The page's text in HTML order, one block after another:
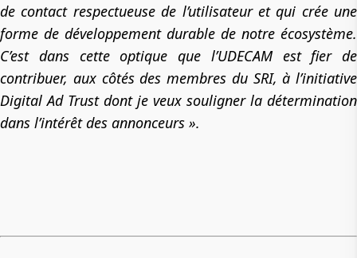
de contact respectueuse de l’utilisateur et qui crée une
forme de développement durable de notre écosystème.
C’est dans cette optique que l’UDECAM est fier de
contribuer, aux côtés des membres du SRI, à l’initiative
Digital Ad Trust dont je veux souligner la détermination
dans l’intérêt des annonceurs ».